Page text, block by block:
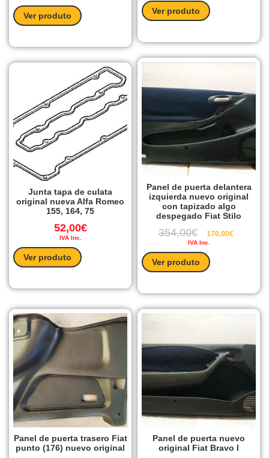
Ver produto Ver produto
Junta tapa de culata
original nueva Alfa Romeo
155, 164, 75
52,00€
IVA Inc.
Ver produto
Panel de puerta delantera
izquierda nuevo original
con tapizado algo
despegado Fiat Stilo
354,00€ 170,00€
IVA Inc.
Ver produto
Panel de puerta trasero Fiat
punto (176) nuevo original
Panel de puerta nuevo
original Fiat Bravo I